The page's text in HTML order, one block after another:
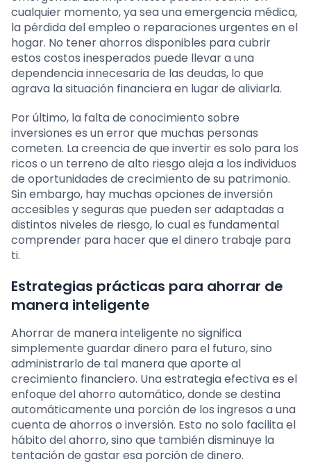
cualquier momento, ya sea una emergencia médica,
la pérdida del empleo o reparaciones urgentes en el
hogar. No tener ahorros disponibles para cubrir
estos costos inesperados puede llevar a una
dependencia innecesaria de las deudas, lo que
agrava la situación financiera en lugar de aliviarla.
Por último, la falta de conocimiento sobre
inversiones es un error que muchas personas
cometen. La creencia de que invertir es solo para los
ricos o un terreno de alto riesgo aleja a los individuos
de oportunidades de crecimiento de su patrimonio.
Sin embargo, hay muchas opciones de inversión
accesibles y seguras que pueden ser adaptadas a
distintos niveles de riesgo, lo cual es fundamental
comprender para hacer que el dinero trabaje para
ti.
Estrategias prácticas para ahorrar de
manera inteligente
Ahorrar de manera inteligente no significa
simplemente guardar dinero para el futuro, sino
administrarlo de tal manera que aporte al
crecimiento financiero. Una estrategia efectiva es el
enfoque del ahorro automático, donde se destina
automáticamente una porción de los ingresos a una
cuenta de ahorros o inversión. Esto no solo facilita el
hábito del ahorro, sino que también disminuye la
tentación de gastar esa porción de dinero.